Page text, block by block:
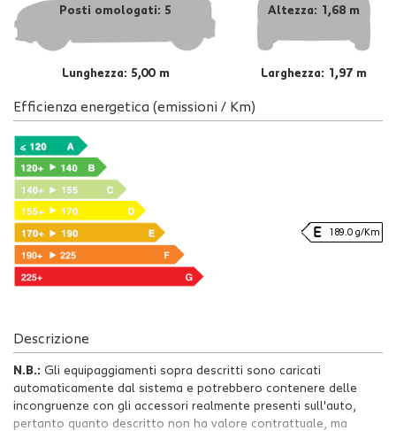
Posti omologati: 5
Lunghezza: 5,00 m
Altezza: 1,68 m
Larghezza: 1,97 m
Efficienza energetica (emissioni / Km)
189.0 g/Km
Descrizione
N.B.: Gli equipaggiamenti sopra descritti sono caricati
automaticamente dal sistema e potrebbero contenere delle
incongruenze con gli accessori realmente presenti sull'auto,
pertanto quanto descritto non ha valore contrattuale, ma